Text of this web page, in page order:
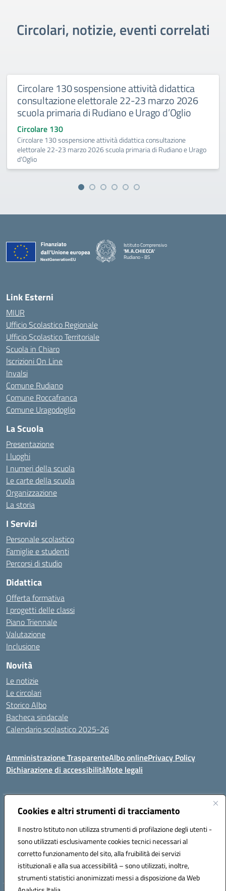
Cookies e altri strumenti di tracciamento
Il nostro Istituto non utilizza strumenti di profilazione degli utenti -
sono utilizzati esclusivamente cookies tecnici necessari al
corretto funzionamento del sito, alla fruibilità dei servizi
istituzionali e alla sua accessibilità – sono utilizzati, inoltre,
strumenti statistici anonimizzati messi a disposizione da Web
Circolari, notizie, eventi correlati
Circolare 130 sospensione attività didattica
consultazione elettorale 22-23 marzo 2026
scuola primaria di Rudiano e Urago d’Oglio
Circolare 130
Circolare 130 sospensione attività didattica consultazione
elettorale 22-23 marzo 2026 scuola primaria di Rudiano e Urago
d'Oglio
Istituto Comprensivo
'M.A.CHIECCA'
Rudiano - BS
Link Esterni
MIUR
Ufficio Scolastico Regionale
Ufficio Scolastico Territoriale
Scuola in Chiaro
Iscrizioni On Line
Invalsi
Comune Rudiano
Comune Roccafranca
Comune Uragodoglio
La Scuola
Presentazione
I luoghi
I numeri della scuola
Le carte della scuola
Organizzazione
La storia
I Servizi
Personale scolastico
Famiglie e studenti
Percorsi di studio
Didattica
Offerta formativa
I progetti delle classi
Piano Triennale
Valutazione
Inclusione
Novità
Le notizie
Le circolari
Storico Albo
Bacheca sindacale
Calendario scolastico 2025-26
Amministrazione TrasparenteAlbo onlinePrivacy Policy
Dichiarazione di accessibilitàNote legali
Indirizzo:VIA A. DE GASPERI, 41 RUDIANO 25030 RUDIANO
Posta elettronica certificata (PEC):bsic86100r@pec.istruzione.it
Codice fiscale: 82002390175
Codice meccanografico: BSIC86100R